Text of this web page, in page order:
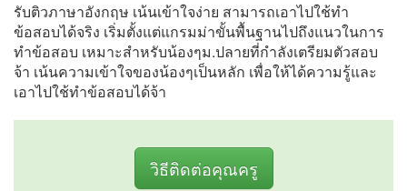
รับติวภาษาอังกฤษ เน้นเข้าใจง่าย สามารถเอาไปใช้ทำ
ข้อสอบได้จริง เริ่มตั้งแต่แกรมม่าขั้นพื้นฐานไปถึงแนวในการ
ทำข้อสอบ เหมาะสำหรับน้องๆม.ปลายที่กำลังเตรียมตัวสอบ
จ้า เน้นความเข้าใจของน้องๆเป็นหลัก เพื่อให้ได้ความรู้และ
เอาไปใช้ทำข้อสอบได้จ้า
วิธีติดต่อคุณครู